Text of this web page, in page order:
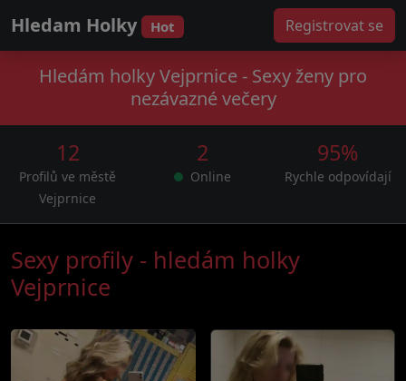
Hledam Holky Hot Registrovat se
Hledám holky Vejprnice - Sexy ženy pro
nezávazné večery
12
Profilů ve městě
Vejprnice
2
Online
95%
Rychle odpovídají
Sexy profily - hledám holky
Vejprnice